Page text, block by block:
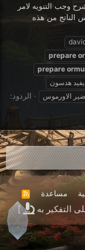
وجب التنويه لامر
الناتج من هذه
prepare
prepare
هدسون
الاورموس
الردود:
مساعدة
R
S
S
]